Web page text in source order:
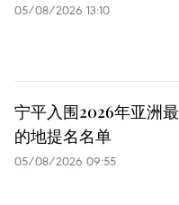
05/08/2026 13:10
宁平入围2026年亚洲
的地提名名单
05/08/2026 09:55